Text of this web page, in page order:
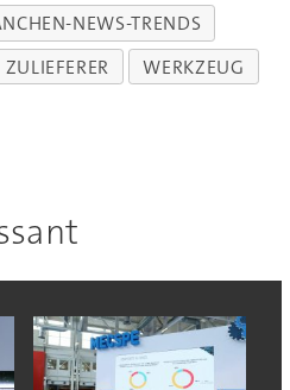
NEWS-TRENDS
ZULIEFERER WERKZEUG